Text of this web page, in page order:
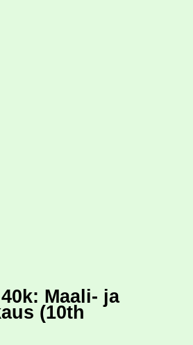
Maali- ja
(10th